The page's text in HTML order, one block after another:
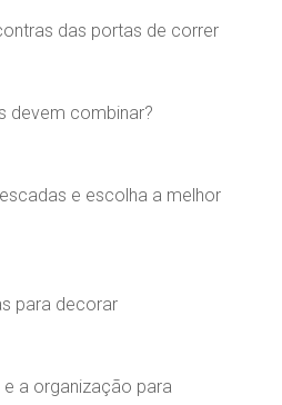
das portas de correr
devem combinar?
e escolha a melhor
para decorar
a organização para